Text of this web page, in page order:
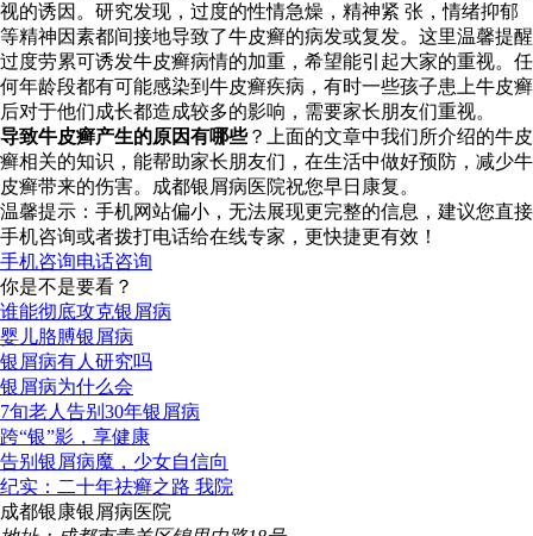
视的诱因。研究发现，过度的性情急燥，精神紧 张，情绪抑郁
等精神因素都间接地导致了牛皮癣的病发或复发。这里温馨提醒
过度劳累可诱发牛皮癣病情的加重，希望能引起大家的重视。任
何年龄段都有可能感染到牛皮癣疾病，有时一些孩子患上牛皮癣
后对于他们成长都造成较多的影响，需要家长朋友们重视。
导致牛皮癣产生的原因有哪些？上面的文章中我们所介绍的牛皮
癣相关的知识，能帮助家长朋友们，在生活中做好预防，减少牛
皮癣带来的伤害。成都银屑病医院祝您早日康复。
温馨提示：手机网站偏小，无法展现更完整的信息，建议您直接
手机咨询或者拨打电话给在线专家，更快捷更有效！
手机咨询电话咨询
你是不是要看？
谁能彻底攻克银屑病
婴儿胳膊银屑病
银屑病有人研究吗
银屑病为什么会
7旬老人告别30年银屑病
跨“银”影，享健康
告别银屑病魔，少女自信向
纪实：二十年祛癣之路 我院
成都银康银屑病医院